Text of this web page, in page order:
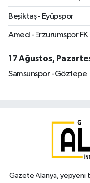
Beşiktaş - Eyüpspor
Amed - Erzurumspor FK
17 Ağustos,
Samsunspor - Göztepe
Gazete Alanya, yepyeni